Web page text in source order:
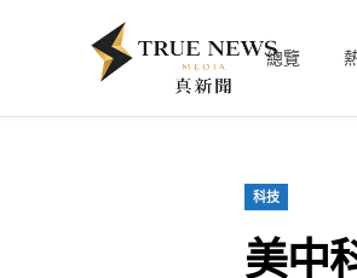
總覽
科技
美中